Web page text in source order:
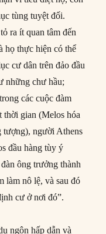
tùng tuyệt đối.
ra ít quan tâm đến
họ thực hiện có thể
cư dân trên đảo đầu
những chư hầu;
các cuộc đàm
thời gian (Melos hóa
tượng), người Athens
đầu hàng tùy ý
ông trưởng thành
làm nô lệ, và sau đó
cư ở nơi đó”.
ngôn hấp dẫn và